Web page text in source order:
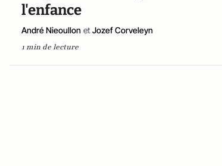
l'enfance
André Nieoullon et Jozef Corveleyn
1 min de lecture